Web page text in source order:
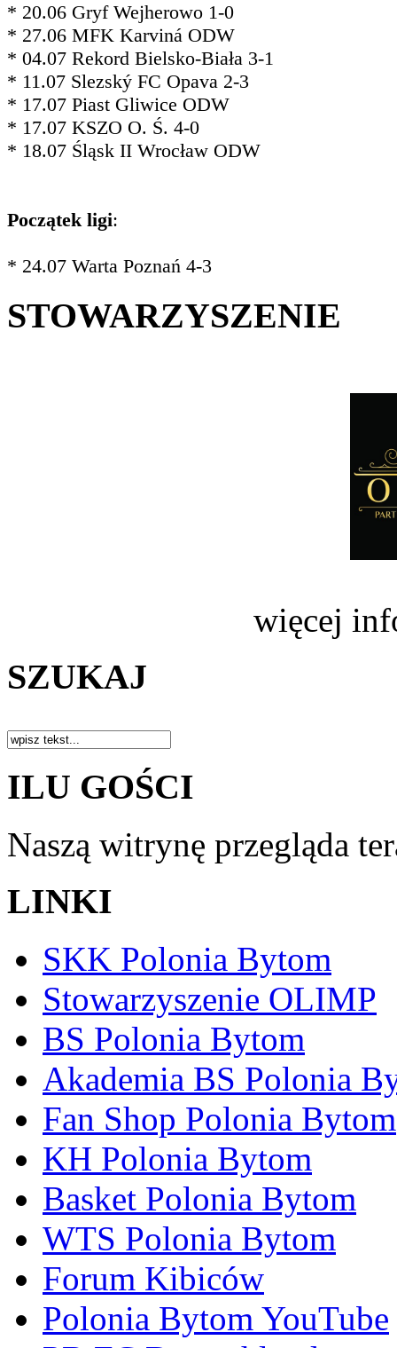
* 20.06 Gryf Wejherowo 1-0
* 27.06 MFK Karviná ODW
* 04.07 Rekord Bielsko-Biała 3-1
* 11.07 Slezský FC Opava 2-3
* 17.07 Piast Gliwice ODW
* 17.07 KSZO O. Ś. 4-0
* 18.07 Śląsk II Wrocław ODW
Początek ligi:
* 24.07 Warta Poznań 4-3
STOWARZYSZENIE
więcej
SZUKAJ
ILU GOŚCI
Naszą witrynę przegląda
LINKI
SKK Polonia Bytom
Stowarzyszenie OLIMP
BS Polonia Bytom
Akademia BS Polonia
Fan Shop Polonia Bytom
KH Polonia Bytom
Basket Polonia Bytom
WTS Polonia Bytom
Forum Kibiców
Polonia Bytom YouTube